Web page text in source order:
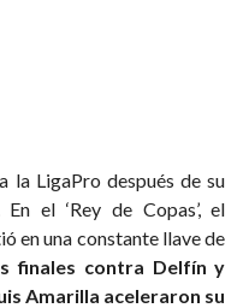
la LigaPro después de su
el ‘Rey de Copas’, el
en una constante llave de
finales contra Delfín y
Amarilla aceleraron su